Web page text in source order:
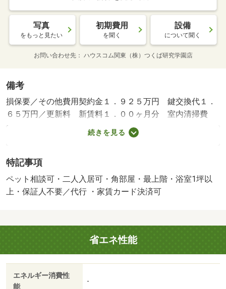
写真
をもっと見たい
初期費用
を聞く
設備
について聞く
お問い合わせ先 ハウスコム関東（株）つくば研究学園店
備考
損保要／その他費用契約金１．９２５万円 鍵交換代１．
６５万円／更新料 新賃料１．００ヶ月分 室内清掃費
用 ７１５００円／保証会社利用必：クレカ決済：Ｄ－Ａ
ｓｓｏｃｉａｔｅα…月額保証料（月額賃料等の３．４％＋
回保証料３５ ０００円＋月額保証料（月額賃料等の１％
＋８００円）／二人入居可／ペット相談／事務所利用不可
／平置駐／ペット飼育時敷金＋１ヶ月（小型犬又は猫１匹
／浴室乾燥機／室内洗濯置／シューズボックス／システム
キッチン／南向き／角住戸／温水洗浄便座／脱衣所／洗面
所独立／駐輪場／宅配ボックス／最上階／敷金不要／対面
式キッチン／ペット相談／全居室洋室／ウォークインクロ
ゼット／保証人不要／単身者相談／二人入居相談／２４時
続きを見る
特記事項
ペット相談可・二人入居可・角部屋・最上階・浴室1坪以
上・保証人不要／代行 ・家賃カード決済可
省エネ性能
エネルギー消費性
能
-